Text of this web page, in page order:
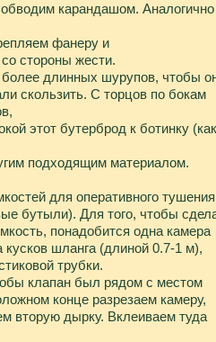
карандашом.
фанеру и
стороны жести.
длинных шурупов, чтобы
скользить. С торцов по бокам
этот бутерброд к ботинку (как
подходящим материалом.
для оперативного тушения
бутыли). Для того, чтобы
понадобится одна камера
кусков шланга (длиной 0.7-1 м),
трубки.
клапан был рядом с местом
конце разрезаем камеру,
вторую дырку. Вклеиваем туда